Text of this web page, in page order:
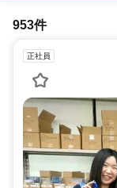
953件
正社員